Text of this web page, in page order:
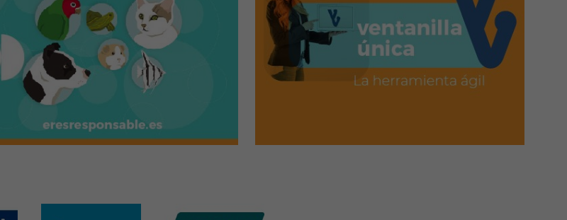
MÁS INFORMACIÓN
MAR
29 Máster en One Health
DOM
Microcredencial en